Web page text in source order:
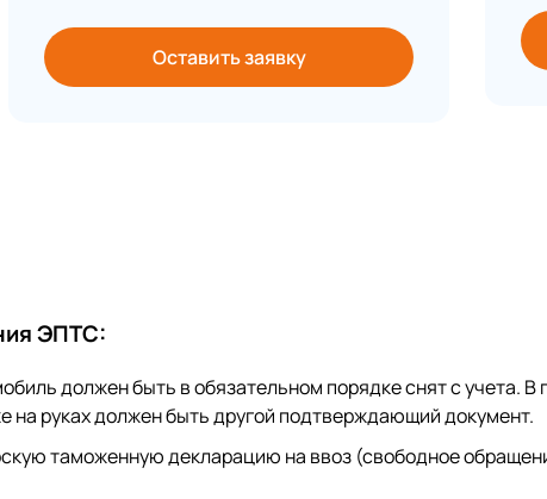
Оставить заявку
ЭПТС:
должен быть в обязательном порядке снят с учета.
на руках должен быть другой подтверждающий документ.
таможенную декларацию на ввоз (свободное